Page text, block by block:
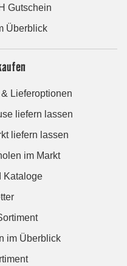
Gutschein
Überblick
Lieferoptionen
liefern lassen
liefern lassen
im Markt
Kataloge
im Überblick